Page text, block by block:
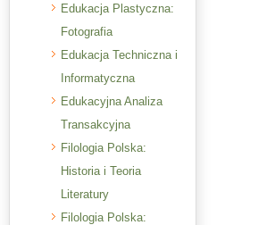
Edukacja Plastyczna:
Fotografia
Edukacja Techniczna i
Informatyczna
Edukacyjna Analiza
Transakcyjna
Filologia Polska:
Historia i Teoria
Literatury
Filologia Polska: